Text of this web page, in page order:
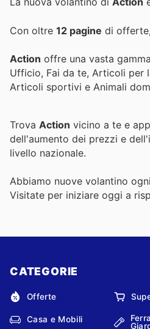
Con oltre 12 pagine di
Action offre una vasta
Ufficio, Fai da te, Articoli per
Articoli sportivi e Animali
Trova Action vicino a te e
dell'aumento dei prezzi e
livello nazionale.
Abbiamo nuove volantino
Visitate per iniziare oggi a
CATEGORIE
Offerte
Casa e Mobili